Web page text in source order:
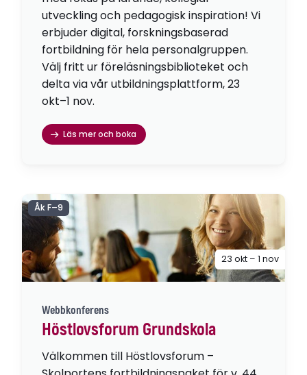
utveckling och pedagogisk inspiration! Vi
erbjuder digital, forskningsbaserad
fortbildning för hela personalgruppen.
Välj fritt ur föreläsningsbiblioteket och
delta via vår utbildningsplattform, 23
okt–1 nov.
Läs mer och boka
Webbkonferens
Höstlovsforum Grundskola
Välkommen till Höstlovsforum –
Åk F–9
23 okt – 1 nov